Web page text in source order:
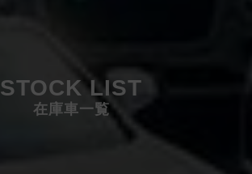
STOCK LIST
在庫車一覧